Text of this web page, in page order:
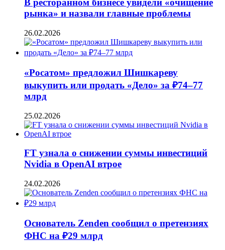
В ресторанном бизнесе увидели «очищение
рынка» и назвали главные проблемы
26.02.2026
«Росатом» предложил Шишкареву
выкупить или продать «Дело» за ₽74–77
млрд
25.02.2026
FT узнала о снижении суммы инвестиций
Nvidia в OpenAI втрое
24.02.2026
Основатель Zenden сообщил о претензиях
ФНС на ₽29 млрд